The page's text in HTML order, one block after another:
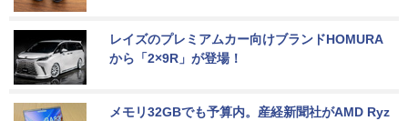
レイズのプレミアムカー向けブランドHOMURA
から「2×9R」が登場！
メモリ32GBでも予算内。産経新聞社がAMD Ryz